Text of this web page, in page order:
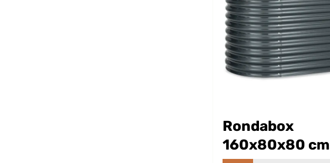
Rondabox
160x80x80 cm